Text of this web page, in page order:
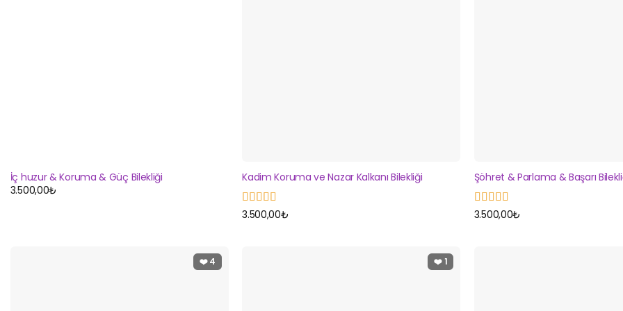
İç huzur & Koruma & Güç Bilekliği
3.500,00₺
Kadim Koruma ve Nazar Kalkanı Bilekliği
5 üzerinden
3.500,00₺
Şöhret & Parlama & Başarı
5 üzerinden
3.500,00₺
❤️4 ❤️ 1